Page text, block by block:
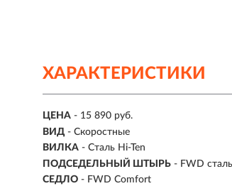
ХАРАКТЕРИСТИКИ
ЦЕНА - 15 890 руб.
ВИД - Скоростные
ВИЛКА - Сталь Hi-Ten
ПОДСЕДЕЛЬНЫЙ ШТЫРЬ - FWD
СЕДЛО - FWD Comfort